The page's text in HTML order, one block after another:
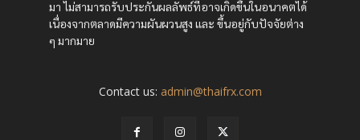
มา ไม่สามารถรับประกันผลลัพธ์ที่อาจเกิดขึ้นในอนาคตได้
เนื่องจากตลาดมีความผันผวนสูง และ ขึ้นอยู่กับปัจจัยต่าง
ๆ มากมาย
Contact us: admin@thaifrx.com